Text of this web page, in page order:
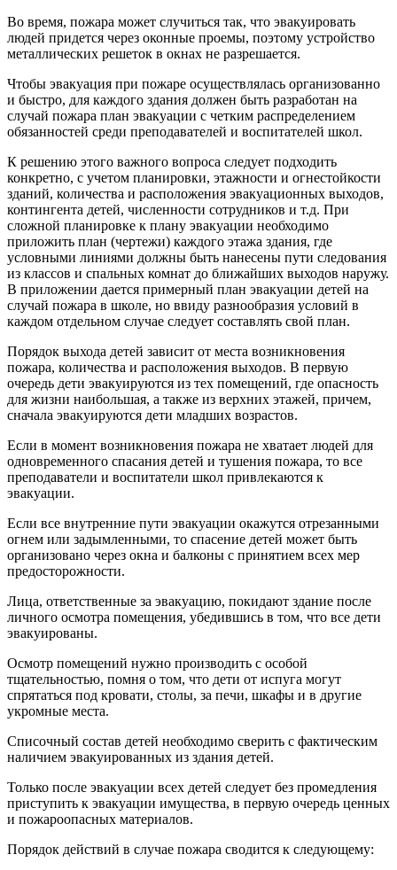
Во время, пожара может случиться так, что эвакуировать
людей придется через оконные проемы, поэтому устройство
металлических решеток в окнах не разрешается.
Чтобы эвакуация при пожаре осуществлялась организованно
и быстро, для каждого здания должен быть разработан на
случай пожара план эвакуации с четким распределением
обязанностей среди преподавателей и воспитателей школ.
К решению этого важного вопроса следует подходить
конкретно, с учетом планировки, этажности и огнестойкости
зданий, количества и расположения эвакуационных выходов,
контингента детей, численности сотрудников и т.д. При
сложной планировке к плану эвакуации необходимо
приложить план (чертежи) каждого этажа здания, где
условными линиями должны быть нанесены пути следования
из классов и спальных комнат до ближайших выходов наружу.
В приложении дается примерный план эвакуации детей на
случай пожара в школе, но ввиду разнообразия условий в
каждом отдельном случае следует составлять свой план.
Порядок выхода детей зависит от места возникновения
пожара, количества и расположения выходов. В первую
очередь дети эвакуируются из тех помещений, где опасность
для жизни наибольшая, а также из верхних этажей, причем,
сначала эвакуируются дети младших возрастов.
Если в момент возникновения пожара не хватает людей для
одновременного спасания детей и тушения пожара, то все
преподаватели и воспитатели школ привлекаются к
эвакуации.
Если все внутренние пути эвакуации окажутся отрезанными
огнем или задымленными, то спасение детей может быть
организовано через окна и балконы с принятием всех мер
предосторожности.
Лица, ответственные за эвакуацию, покидают здание после
личного осмотра помещения, убедившись в том, что все дети
эвакуированы.
Осмотр помещений нужно производить с особой
тщательностью, помня о том, что дети от испуга могут
спрятаться под кровати, столы, за печи, шкафы и в другие
укромные места.
Списочный состав детей необходимо сверить с фактическим
наличием эвакуированных из здания детей.
Только после эвакуации всех детей следует без промедления
приступить к эвакуации имущества, в первую очередь ценных
и пожароопасных материалов.
Порядок действий в случае пожара сводится к следующему: